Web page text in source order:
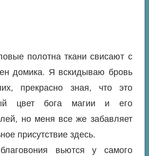
полотна ткани свисают с
домика. Я вскидываю бровь
прекрасно зная, что это
цвет бога магии и его
но меня все же забавляет
присутствие здесь.
вьются у самого